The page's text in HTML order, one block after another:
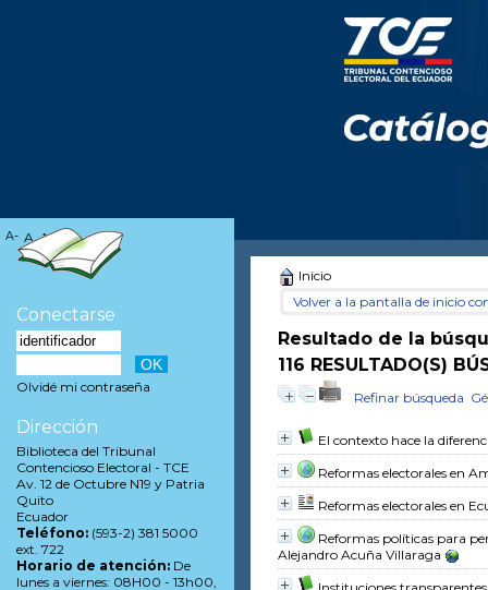
Inicio
Volver a la pantalla de inicio
Resultado de la
116 RESULTADO(S)
Refinar búsqueda
El contexto hace la
Reformas electorales en
Reformas electorales en
Reformas políticas para
Alejandro Acuña Villaraga
A- A A+
Conectarse
Olvidé mi contraseña
Dirección
Biblioteca del Tribunal
Contencioso Electoral - TCE
Av. 12 de Octubre N19 y Patria
Quito
Ecuador
Teléfono: (593-2) 381 5000
ext. 722
Horario de atención: De
lunes a viernes: 08H00 - 13h00,